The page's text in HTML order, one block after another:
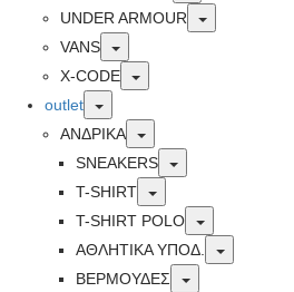
UNDER ARMOUR
Toggle
VANS
Toggle
X-CODE
Toggle
outlet
Toggle
ΑΝΔΡΙΚΑ
Toggle
SNEAKERS
Toggle
T-SHIRT
Toggle
T-SHIRT POLO
Toggle
ΑΘΛΗΤΙΚΑ ΥΠΟΔ.
Toggle
ΒΕΡΜΟΥΔΕΣ
Toggle